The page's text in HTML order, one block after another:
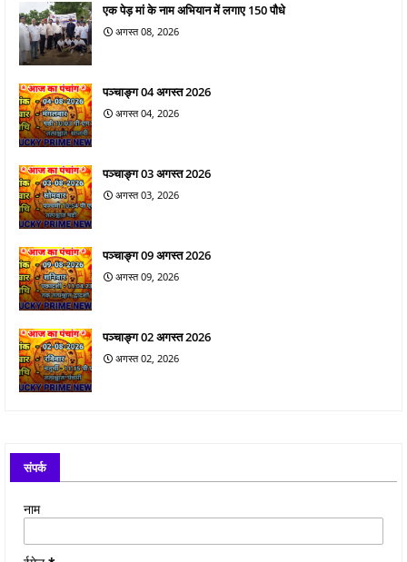
एक पेड़ मां के नाम अभियान में लगाए 150 पौधे
अगस्त 08, 2026
पञ्चाङ्ग 04 अगस्त 2026
अगस्त 04, 2026
पञ्चाङ्ग 03 अगस्त 2026
अगस्त 03, 2026
पञ्चाङ्ग 09 अगस्त 2026
अगस्त 09, 2026
पञ्चाङ्ग 02 अगस्त 2026
अगस्त 02, 2026
संपर्क
नाम